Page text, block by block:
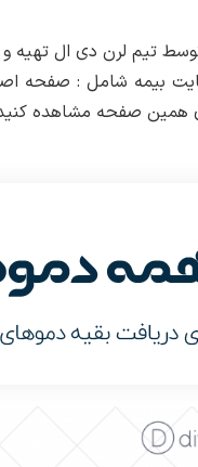
تیم لرن دی ال تهیه
بیمه شامل : صفحه
همین صفحه مشاهده